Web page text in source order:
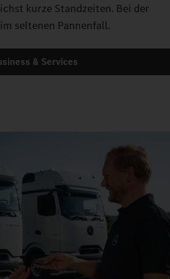
kurze Standzeiten. Bei der
seltenen Pannenfall.
& Services